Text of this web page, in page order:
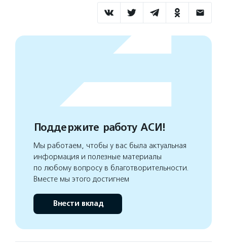
Поддержите работу АСИ!
Мы работаем, чтобы у вас была актуальная
информация и полезные материалы
по любому вопросу в благотворительности.
Вместе мы этого достигнем
Внести вклад